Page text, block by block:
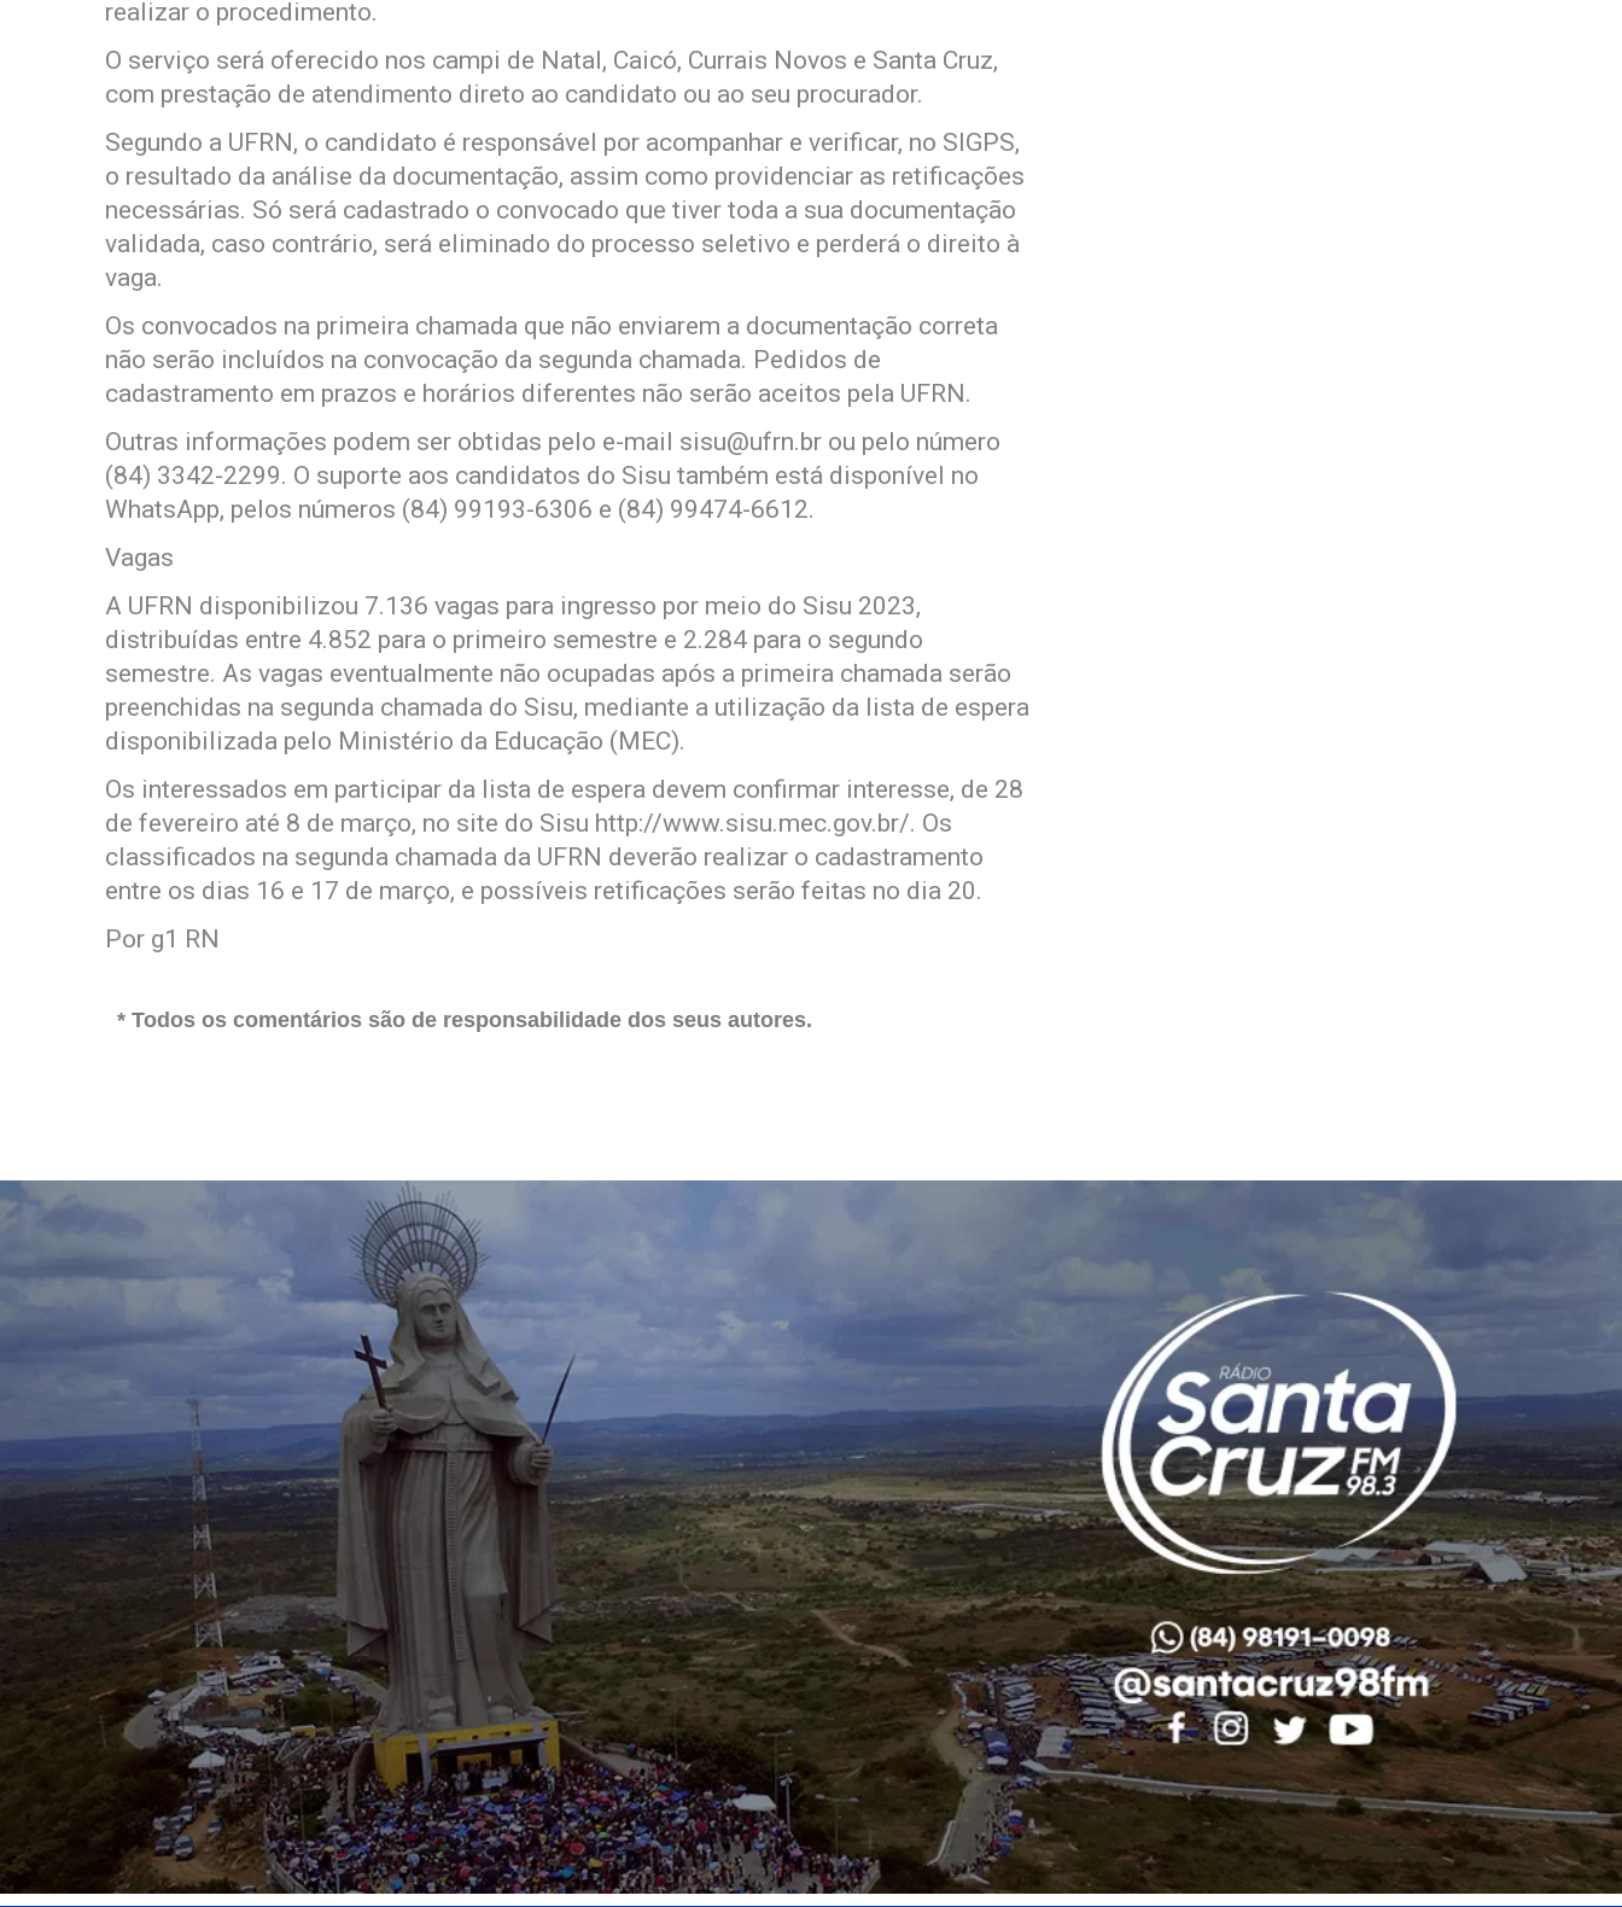
realizar o procedimento.
O serviço será oferecido nos campi de Natal, Caicó, Currais Novos e Santa Cruz,
com prestação de atendimento direto ao candidato ou ao seu procurador.
Segundo a UFRN, o candidato é responsável por acompanhar e verificar, no SIGPS,
o resultado da análise da documentação, assim como providenciar as retificações
necessárias. Só será cadastrado o convocado que tiver toda a sua documentação
validada, caso contrário, será eliminado do processo seletivo e perderá o direito à
vaga.
Os convocados na primeira chamada que não enviarem a documentação correta
não serão incluídos na convocação da segunda chamada. Pedidos de
cadastramento em prazos e horários diferentes não serão aceitos pela UFRN.
Outras informações podem ser obtidas pelo e-mail sisu@ufrn.br ou pelo número
(84) 3342-2299. O suporte aos candidatos do Sisu também está disponível no
WhatsApp, pelos números (84) 99193-6306 e (84) 99474-6612.
Vagas
A UFRN disponibilizou 7.136 vagas para ingresso por meio do Sisu 2023,
distribuídas entre 4.852 para o primeiro semestre e 2.284 para o segundo
semestre. As vagas eventualmente não ocupadas após a primeira chamada serão
preenchidas na segunda chamada do Sisu, mediante a utilização da lista de espera
disponibilizada pelo Ministério da Educação (MEC).
Os interessados em participar da lista de espera devem confirmar interesse, de 28
de fevereiro até 8 de março, no site do Sisu http://www.sisu.mec.gov.br/. Os
classificados na segunda chamada da UFRN deverão realizar o cadastramento
entre os dias 16 e 17 de março, e possíveis retificações serão feitas no dia 20.
Por g1 RN
* Todos os comentários são de responsabilidade dos seus autores.